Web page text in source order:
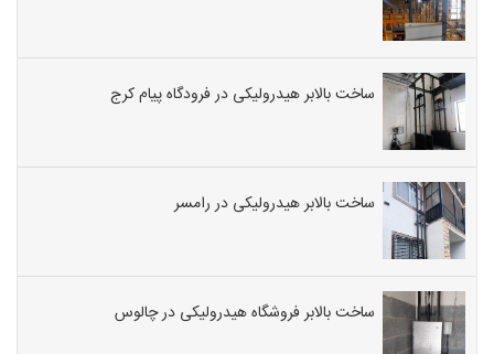
ساخت بالابر هیدرولیکی در فرودگاه پیام کرج
ساخت بالابر هیدرولیکی در رامسر
ساخت بالابر فروشگاه هیدرولیکی در چالوس